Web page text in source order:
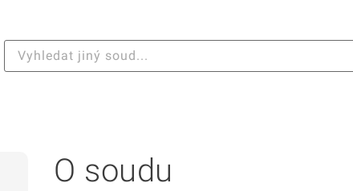
O soudu